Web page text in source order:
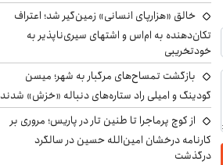
خالق «هزارپای انسانی» زمین‌گیر شد؛ اعتراف
تکان‌دهنده به ام‌اس و اشتهای سیری‌ناپذیر به
خودتخریبی
بازگشت تمساح‌های مرگبار به شهر؛ میسن
گودینگ و امیلی راد ستاره‌های دنباله «خزش» شدند
از کوچ‌ پرماجرا تا طنین تار در پاریس؛ مروری بر
کارنامه درخشان امین‌الله حسین در سالگرد
درگذشت